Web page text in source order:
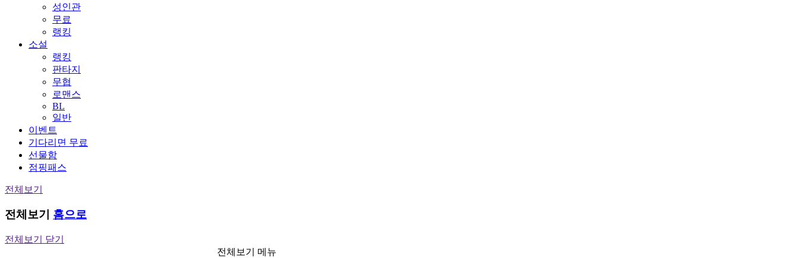
성인관
무료
랭킹
소설
랭킹
판타지
무협
로맨스
BL
일반
이벤트
기다리면 무료
선물함
점핑패스
전체보기
전체보기 홈으로
전체보기 닫기
전체보기 메뉴